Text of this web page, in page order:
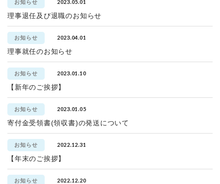
お知らせ 2023.05.01
理事退任及び退職のお知らせ
お知らせ 2023.04.01
理事就任のお知らせ
お知らせ 2023.01.10
【新年のご挨拶】
お知らせ 2023.01.05
寄付金受領書(領収書)の発送について
お知らせ 2022.12.31
【年末のご挨拶】
お知らせ 2022.12.20